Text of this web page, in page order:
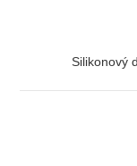
Silikonový